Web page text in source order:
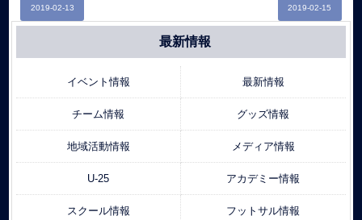
2019-02-13 2019-02-15
最新情報
イベント情報 最新情報
チーム情報 グッズ情報
地域活動情報 メディア情報
U-25 アカデミー情報
スクール情報 フットサル情報